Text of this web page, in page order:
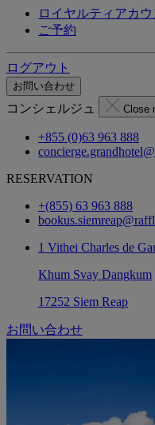
ロイヤルティアカウ
ご予約
ログアウト
お問い合わせ
コンシェルジュ Close
+855 (0)63 963 888
RESERVATION
+(855) 63 963 888
1 Vithei Charles de
Khum Svay Dangkum
17252 Siem Reap
お問い合わせ